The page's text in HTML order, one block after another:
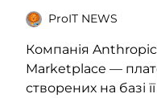
ProIT NEWS
Компанія
Marketplace —
створених на базі